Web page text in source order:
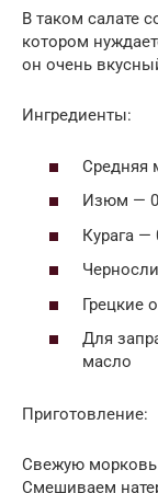
В таком салате
котором
он очень
Ингредиенты:
Средняя
Изюм —
Курага —
Грецкие
Для
масло
Приготовление:
Свежую морковь
Смешиваем